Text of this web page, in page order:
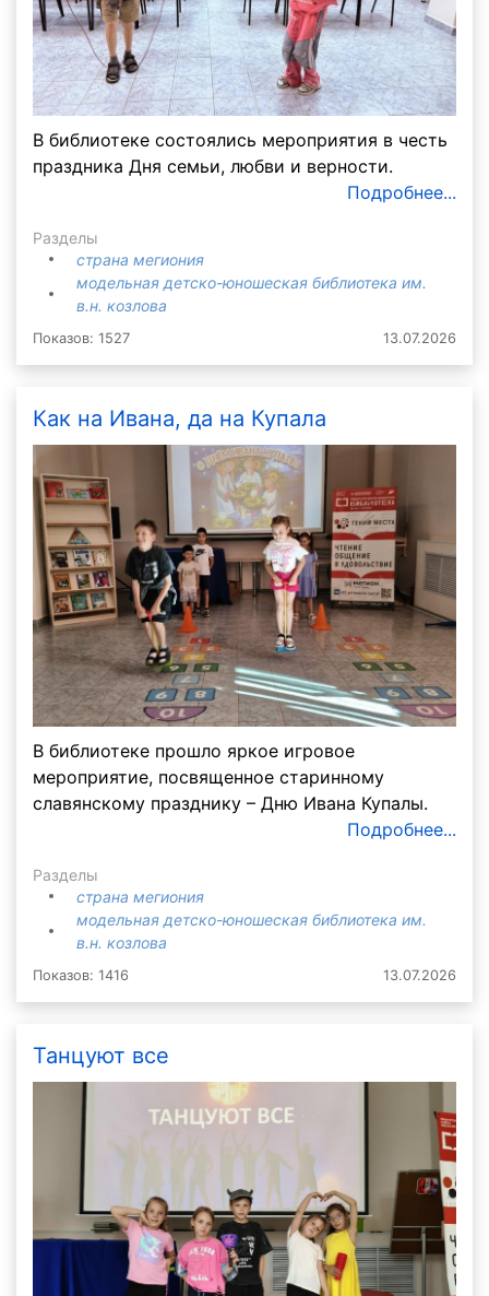
В библиотеке состоялись мероприятия в честь
праздника Дня семьи, любви и верности.
Подробнее...
Разделы
страна мегиония
модельная детско-юношеская библиотека им.
в.н. козлова
Показов: 1527 13.07.2026
Как на Ивана, да на Купала
В библиотеке прошло яркое игровое
мероприятие, посвященное старинному
славянскому празднику – Дню Ивана Купалы.
Подробнее...
Разделы
страна мегиония
модельная детско-юношеская библиотека им.
в.н. козлова
Показов: 1416 13.07.2026
Танцуют все